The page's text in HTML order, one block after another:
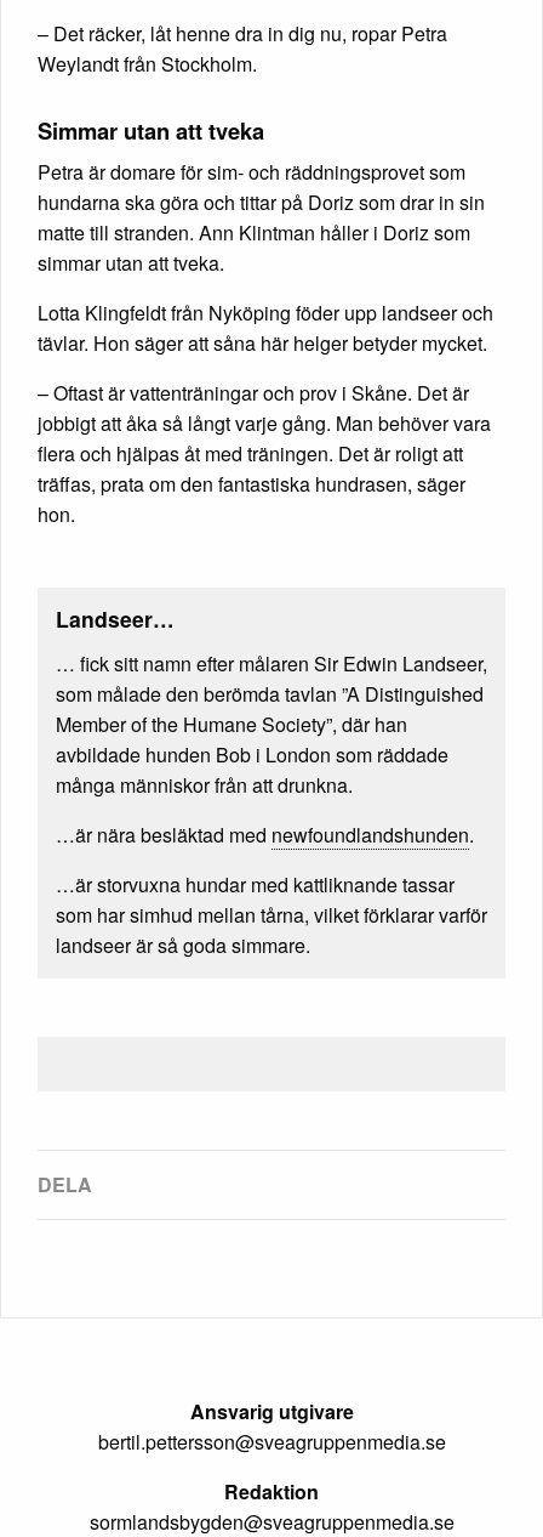
– Det räcker, låt henne dra in dig nu, ropar Petra
Weylandt från Stockholm.
Simmar utan att tveka
Petra är domare för sim- och räddningsprovet som
hundarna ska göra och tittar på Doriz som drar in sin
matte till stranden. Ann Klintman håller i Doriz som
simmar utan att tveka.
Lotta Klingfeldt från Nyköping föder upp landseer och
tävlar. Hon säger att såna här helger betyder mycket.
– Oftast är vattenträningar och prov i Skåne. Det är
jobbigt att åka så långt varje gång. Man behöver vara
flera och hjälpas åt med träningen. Det är roligt att
träffas, prata om den fantastiska hundrasen, säger
hon.
Landseer…
… fick sitt namn efter målaren Sir Edwin Landseer,
som målade den berömda tavlan ”A Distinguished
Member of the Humane Society”, där han
avbildade hunden Bob i London som räddade
många människor från att drunkna.
…är nära besläktad med newfoundlandshunden.
…är storvuxna hundar med kattliknande tassar
som har simhud mellan tårna, vilket förklarar varför
landseer är så goda simmare.
Ansvarig utgivare
bertil.pettersson@sveagruppenmedia.se
Redaktion
sormlandsbygden@sveagruppenmedia.se